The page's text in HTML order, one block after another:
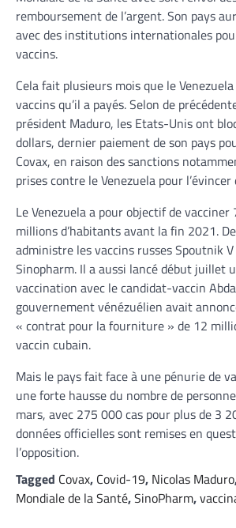
remboursement de l’argent. Son pays
avec des institutions internationales
vaccins.
Cela fait plusieurs mois que le
vaccins qu’il a payés. Selon de
président Maduro, les Etats-Unis ont
dollars, dernier paiement de son pays
Covax, en raison des sanctions
prises contre le Venezuela pour
Le Venezuela a pour objectif de vacciner
millions d’habitants avant la fin 2021.
administre les vaccins russes Spoutnik
Sinopharm. Il a aussi lancé début juillet
vaccination avec le candidat-vaccin
gouvernement vénézuélien avait
« contrat pour la fourniture » de 12
vaccin cubain.
Mais le pays fait face à une pénurie de
une forte hausse du nombre de
mars, avec 275 000 cas pour plus de 3
données officielles sont remises en
l’opposition.
Tagged Covax, Covid-19, Nicolas Maduro
Mondiale de la Santé,SinoPharm,